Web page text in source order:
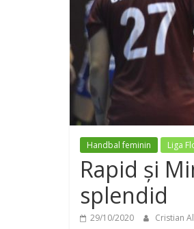
Handbal feminin Liga
Rapid și
splendid
29/10/2020 Cristian